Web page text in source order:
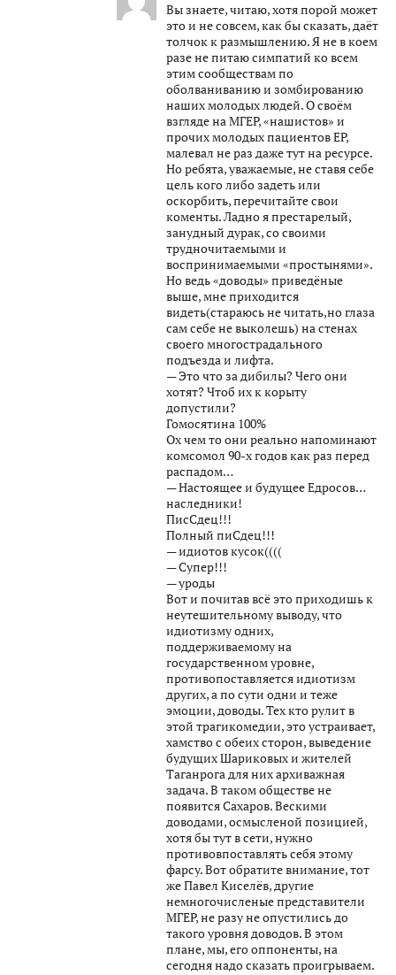
Вы знаете, читаю, хотя порой может
это и не совсем, как бы сказать, даёт
толчок к размышлению. Я не в коем
разе не питаю симпатий ко всем
этим сообществам по
оболваниванию и зомбированию
наших молодых людей. О своём
взгляде на МГЕР, «нашистов» и
прочих молодых пациентов ЕР,
малевал не раз даже тут на ресурсе.
Но ребята, уважаемые, не ставя себе
цель кого либо задеть или
оскорбить, перечитайте свои
коменты. Ладно я престарелый,
занудный дурак, со своими
трудночитаемыми и
воспринимаемыми «простынями».
Но ведь «доводы» приведёные
выше, мне приходится
видеть(стараюсь не читать,но глаза
сам себе не выколешь) на стенах
своего многострадального
подъезда и лифта.
— Это что за дибилы? Чего они
хотят? Чтоб их к корыту
допустили?
Гомосятина 100%
Ох чем то они реально напоминают
комсомол 90-х годов как раз перед
распадом…
— Настоящее и будущее Едросов…
наследники!
ПисСдец!!!
Полный пиСдец!!!
— идиотов кусок((((
— Супер!!!
— уроды
Вот и почитав всё это приходишь к
неутешительному выводу, что
идиотизму одних,
поддерживаемому на
государственном уровне,
противопоставляется идиотизм
других, а по сути одни и теже
эмоции, доводы. Тех кто рулит в
этой трагикомедии, это устраивает,
хамство с обеих сторон, выведение
будущих Шариковых и жителей
Таганрога для них архиважная
задача. В таком обществе не
появится Сахаров. Вескими
доводами, осмысленой позицией,
хотя бы тут в сети, нужно
противовпоставлять себя этому
фарсу. Вот обратите внимание, тот
же Павел Киселёв, другие
немногочисленые представители
МГЕР, не разу не опустились до
такого уровня доводов. В этом
плане, мы, его оппоненты, на
сегодня надо сказать проигрываем.